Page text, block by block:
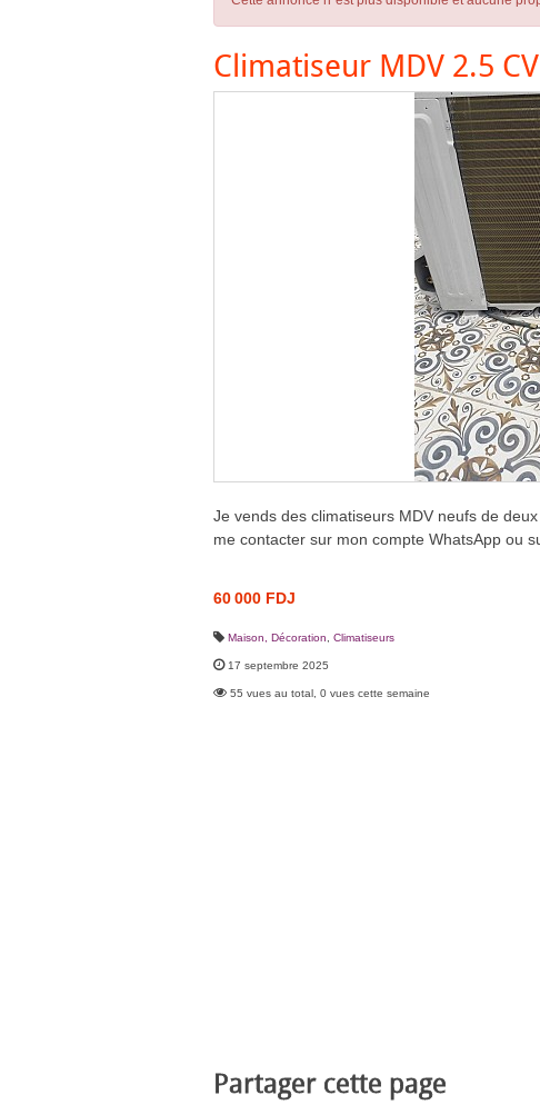
Climatiseur MDV 2.5
Je vends des climatiseurs MDV neufs de
me contacter sur mon compte WhatsApp ou
60 000 FDJ
Maison, Décoration Climatiseurs
17 septembre 2025
55 vues au total, 0 vues cette semaine
Partager cette page